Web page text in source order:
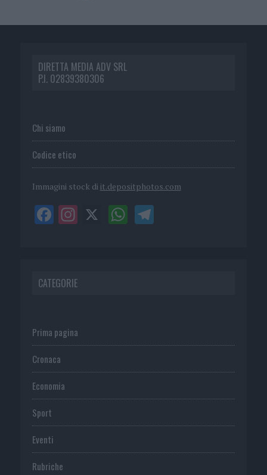
DIRETTA MEDIA ADV SRL
P.I. 02839380306
Chi siamo
Codice etico
Immagini stock di it.depositphotos.com
CATEGORIE
Prima pagina
Cronaca
Economia
Sport
Eventi
Rubriche